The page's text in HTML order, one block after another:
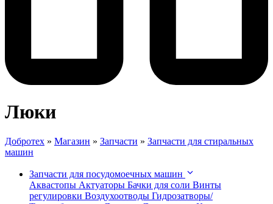
Люки
Добротех » Магазин » Запчасти » Запчасти для стиральных
машин
Запчасти для посудомоечных машин
Аквастопы Актуаторы Бачки для соли Винты
регулировки Воздухоотводы Гидрозатворы/